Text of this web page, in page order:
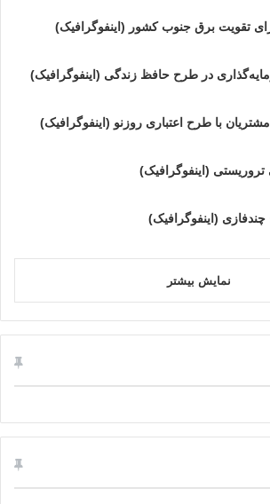
تقویت برق جنوب کشور (اینفوگرافیک)
در طرح حافظ زندگی (اینفوگرافیک)
با طرح اعتباری روزنو (اینفوگرافیک)
(اینفوگرافیک)
نمایش بیشتر